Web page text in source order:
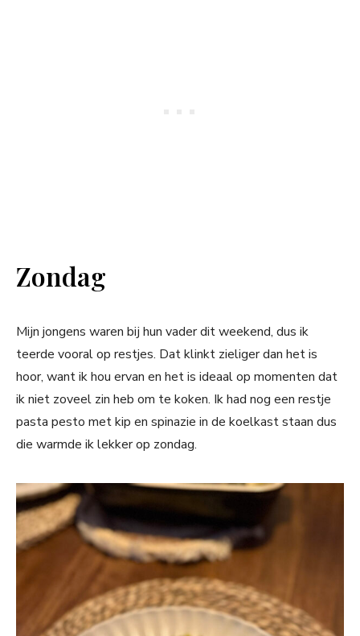
Zondag
Mijn jongens waren bij hun vader dit weekend, dus ik
teerde vooral op restjes. Dat klinkt zieliger dan het is
hoor, want ik hou ervan en het is ideaal op momenten dat
ik niet zoveel zin heb om te koken. Ik had nog een restje
pasta pesto met kip en spinazie in de koelkast staan dus
die warmde ik lekker op zondag.